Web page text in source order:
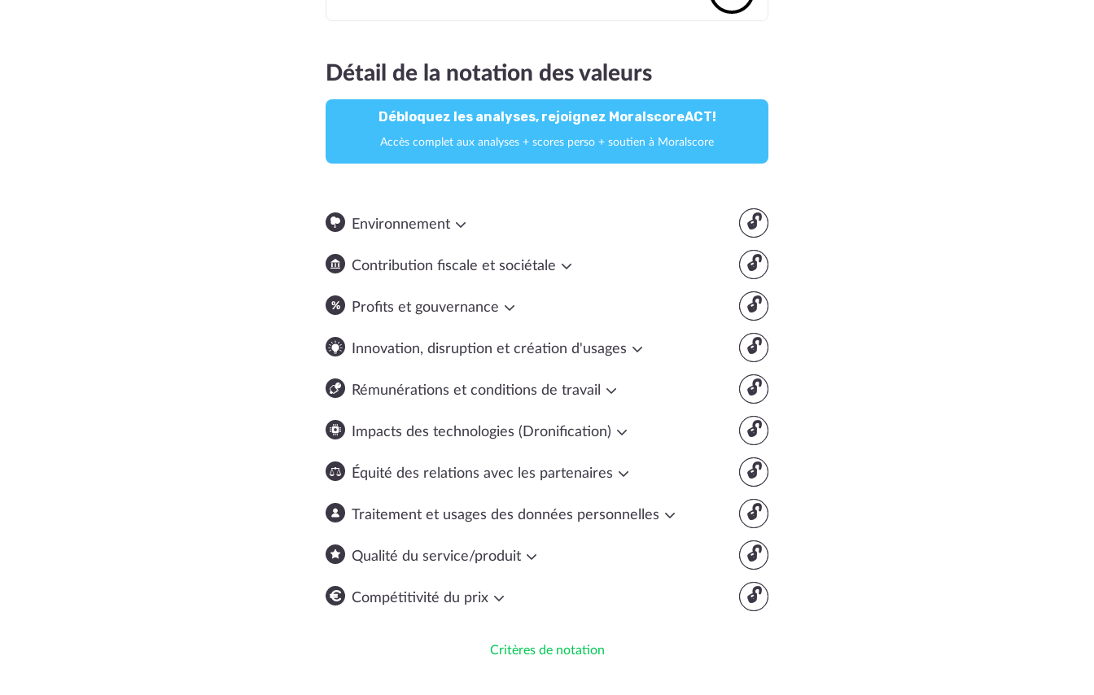
Détail de la notation des valeurs
Débloquez les analyses, rejoignez MoralscoreACT!
Accès complet aux analyses + scores perso + soutien à Moralscore
🔓
Environnement
🔓
Contribution fiscale et sociétale
🔓
Profits et gouvernance
🔓
Innovation, disruption et création d'usages
🔓
Rémunérations et conditions de travail
🔓
Impacts des technologies (Dronification)
🔓
Équité des relations avec les partenaires
🔓
Traitement et usages des données personnelles
🔓
Qualité du service/produit
🔓
Compétitivité du prix
Critères de notation